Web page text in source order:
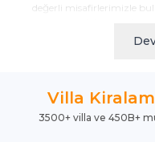
değerli misafirlerimizle
Göcek’in Doğal
açılan tekne turları ve
Misafirlerimize
havuzlu, jakuzili, doğa
Villa
3500+ villa ve 450B+